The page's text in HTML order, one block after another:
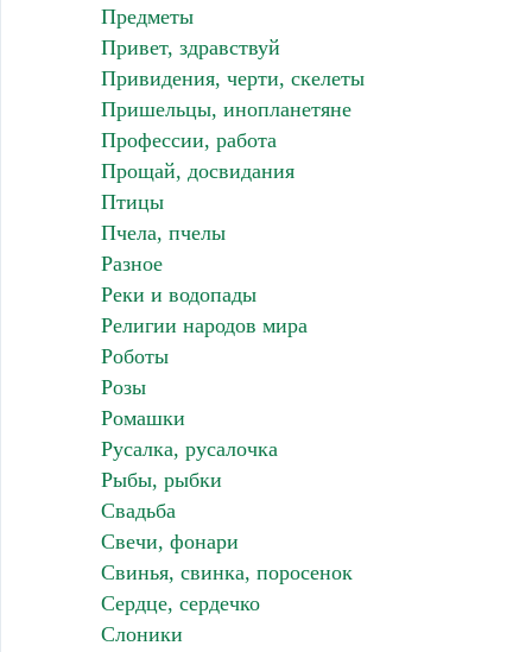
Предметы
Привет, здравствуй
Привидения, черти, скелеты
Пришельцы, инопланетяне
Профессии, работа
Прощай, досвидания
Птицы
Пчела, пчелы
Разное
Реки и водопады
Религии народов мира
Роботы
Розы
Ромашки
Русалка, русалочка
Рыбы, рыбки
Свадьба
Свечи, фонари
Свинья, свинка, поросенок
Сердце, сердечко
Слоники